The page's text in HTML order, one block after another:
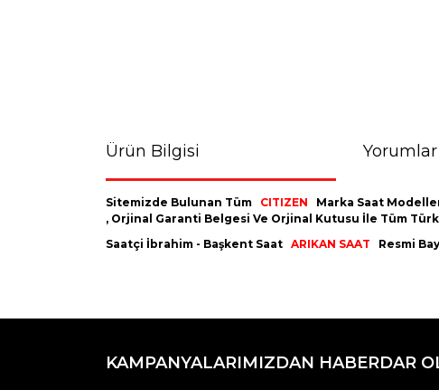
Ürün Bilgisi Yorumlar
Sitemizde Bulunan Tüm CITIZEN Marka Saat
, Orjinal Garanti Belgesi Ve Orjinal Kutusu İle Tüm
Saatçi İbrahim - Başkent Saat ARIKAN SAAT Resmi
Görüş ve önerileriniz için teşekkür ederiz.
Ürün resmi kalitesiz, bozuk veya görüntülenemiyor.
KAMPANYALARIMIZDAN HABERDAR